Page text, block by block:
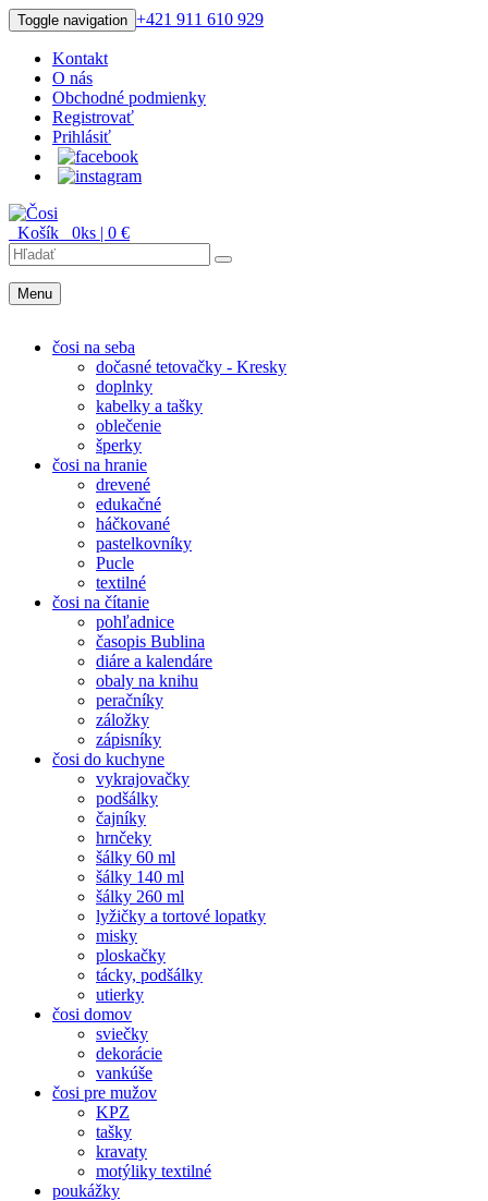
Toggle navigation +421 911 610 929
Kontakt
O nás
Obchodné podmienky
Registrovať
Prihlásiť
Košík 0ks | 0 €
Menu
čosi na seba
dočasné tetovačky - Kresky
doplnky
kabelky a tašky
oblečenie
šperky
čosi na hranie
drevené
edukačné
háčkované
pastelkovníky
Pucle
textilné
čosi na čítanie
pohľadnice
časopis Bublina
diáre a kalendáre
obaly na knihu
peračníky
záložky
zápisníky
čosi do kuchyne
vykrajovačky
podšálky
čajníky
hrnčeky
šálky 60 ml
šálky 140 ml
šálky 260 ml
lyžičky a tortové lopatky
misky
ploskačky
tácky, podšálky
utierky
čosi domov
sviečky
dekorácie
vankúše
čosi pre mužov
KPZ
tašky
kravaty
motýliky textilné
poukážky